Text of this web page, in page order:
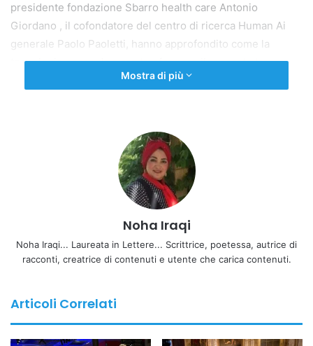
presidente fondazione Sbarro health care Antonio
Giordano , il cofondatore del centro di ricerca Human Ai
generale Paolo Paoletti, hanno approfondito come la
tecnologia possa davvero trasformare il rapporto tra
digitale, ma il cuore pulsante di una medicina
personalizzata e tempestiva. Digitalizzare significa
eliminare barriere e burocrazia.
Abbattimento delle liste d’attesa: Grazie alla
digitalizzazione e a una migliore gestione dei dati,
l’obiettivo è rendere l’accesso alle cure più equo e veloce.
Sanità 5.0: Una visione che mette l’innovazione
tecnologica (AI, Big Data, IoT) al servizio
Napoli si conferma un hub fondamentale per le startup e
Mostra di più
Noha Iraqi
Noha Iraqi... Laureata in Lettere... Scrittrice, poetessa, autrice di
racconti, creatrice di contenuti e utente che carica contenuti.
Articoli Correlati